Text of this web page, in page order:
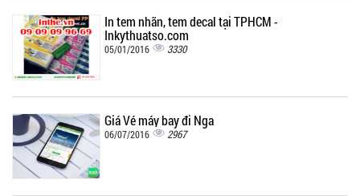
In tem nhãn, tem decal tại TPHCM -
Inkythuatso.com
05/01/2016 3330
Giá Vé máy bay đi Nga
06/07/2016 2967